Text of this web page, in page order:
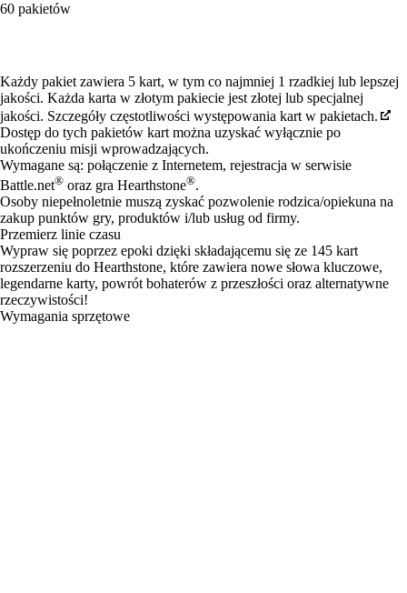
60 pakietów
Available actions
Każdy pakiet zawiera 5 kart, w tym co najmniej 1 rzadkiej lub lepszej
jakości. Każda karta w złotym pakiecie jest złotej lub specjalnej
jakości. Szczegóły częstotliwości występowania kart w pakietach.
Dostęp do tych pakietów kart można uzyskać wyłącznie po
ukończeniu misji wprowadzających.
Wymagane są: połączenie z Internetem, rejestracja w serwisie
Battle.net® oraz gra Hearthstone®.
Osoby niepełnoletnie muszą zyskać pozwolenie rodzica/opiekuna na
zakup punktów gry, produktów i/lub usług od firmy.
Przemierz linie czasu
Wypraw się poprzez epoki dzięki składającemu się ze 145 kart
rozszerzeniu do Hearthstone, które zawiera nowe słowa kluczowe,
legendarne karty, powrót bohaterów z przeszłości oraz alternatywne
rzeczywistości!
Wymagania sprzętowe